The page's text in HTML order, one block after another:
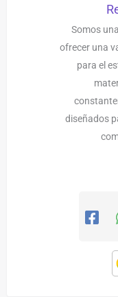
Somos
ofrecer una
para el
diseñados